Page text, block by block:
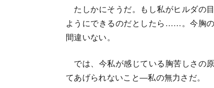
たしかにそうだ。もし私がヒルダの
ようにできるのだとしたら……。今胸
間違いない。
では、今私が感じている胸苦しさの
てあげられないこと―私の無力さだ。